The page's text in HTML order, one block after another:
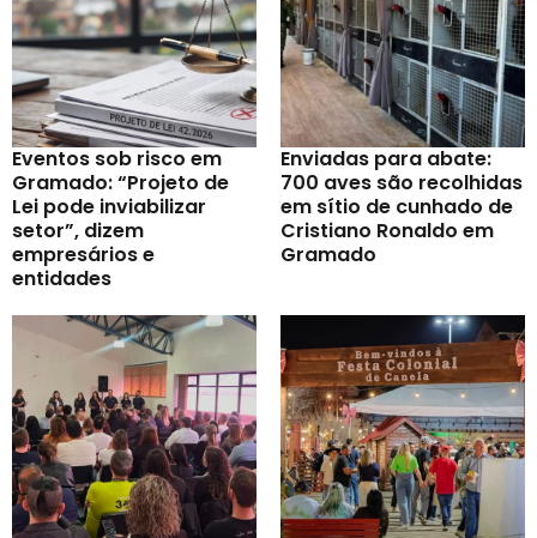
Eventos sob risco em
Gramado: “Projeto de
Lei pode inviabilizar
setor”, dizem
empresários e
entidades
Enviadas para abate:
700 aves são recolhidas
em sítio de cunhado de
Cristiano Ronaldo em
Gramado